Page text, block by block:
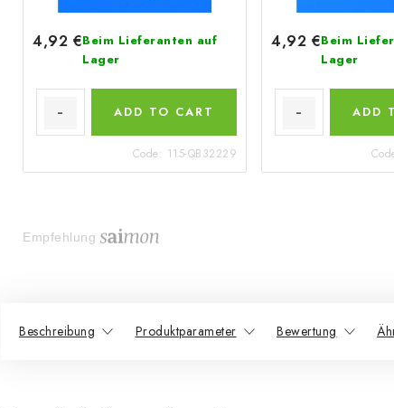
4,92 €Beim Lieferanten auf
Lager
ADD TO CART
Code: 115-QB32229
4,92 €Beim
Lager
ADD
Empfehlung
Beschreibung Produktparameter Bewertung